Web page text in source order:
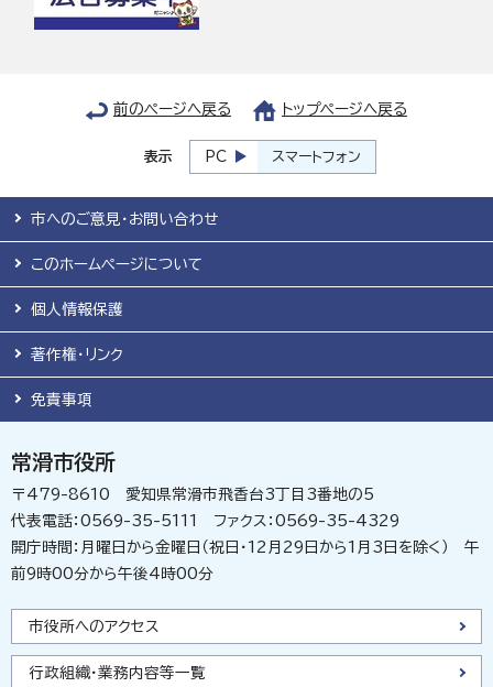
前のページへ戻る トップページへ戻る
表示 PC スマートフォン
市へのご意見・お問い合わせ
このホームページについて
個人情報保護
著作権・リンク
免責事項
常滑市役所
〒479-8610 愛知県常滑市飛香台3丁目3番地の5
代表電話：0569-35-5111 ファクス：0569-35-4329
開庁時間：月曜日から金曜日（祝日・12月29日から1月3日を除く） 午
前9時00分から午後4時00分
市役所へのアクセス
行政組織・業務内容等一覧